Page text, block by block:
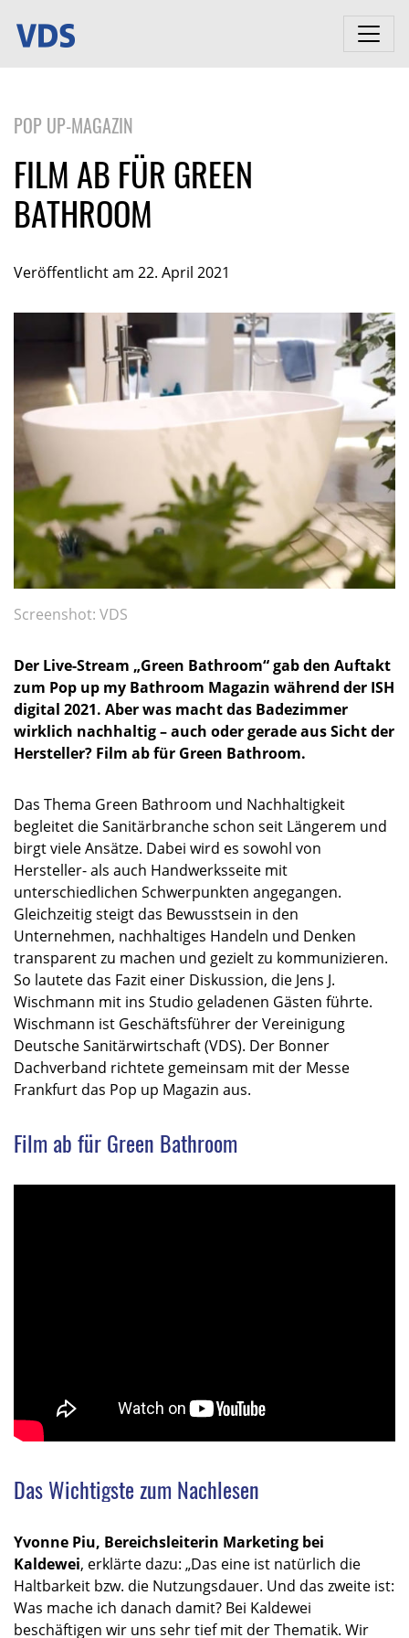
POP UP-MAGAZIN
FILM AB FÜR GREEN
BATHROOM
Veröffentlicht am 22. April 2021
Screenshot: VDS
Der Live-Stream „Green Bathroom“ gab den Auftakt
zum Pop up my Bathroom Magazin während der ISH
digital 2021. Aber was macht das Badezimmer
wirklich nachhaltig – auch oder gerade aus Sicht der
Hersteller? Film ab für Green Bathroom.
Das Thema Green Bathroom und Nachhaltigkeit
begleitet die Sanitärbranche schon seit Längerem und
birgt viele Ansätze. Dabei wird es sowohl von
Hersteller- als auch Handwerksseite mit
unterschiedlichen Schwerpunkten angegangen.
Gleichzeitig steigt das Bewusstsein in den
Unternehmen, nachhaltiges Handeln und Denken
transparent zu machen und gezielt zu kommunizieren.
So lautete das Fazit einer Diskussion, die Jens J.
Wischmann mit ins Studio geladenen Gästen führte.
Wischmann ist Geschäftsführer der Vereinigung
Deutsche Sanitärwirtschaft (VDS). Der Bonner
Dachverband richtete gemeinsam mit der Messe
Frankfurt das Pop up Magazin aus.
Film ab für Green Bathroom
Das Wichtigste zum Nachlesen
Yvonne Piu, Bereichsleiterin Marketing bei
Kaldewei, erklärte dazu: „Das eine ist natürlich die
Haltbarkeit bzw. die Nutzungsdauer. Und das zweite ist:
Was mache ich danach damit? Bei Kaldewei
beschäftigen wir uns sehr tief mit der Thematik. Wir